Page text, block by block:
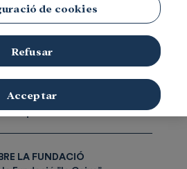
i beques
Etiquetes
LA FUNDACIÓ
de cookies
Refusar
Acceptar